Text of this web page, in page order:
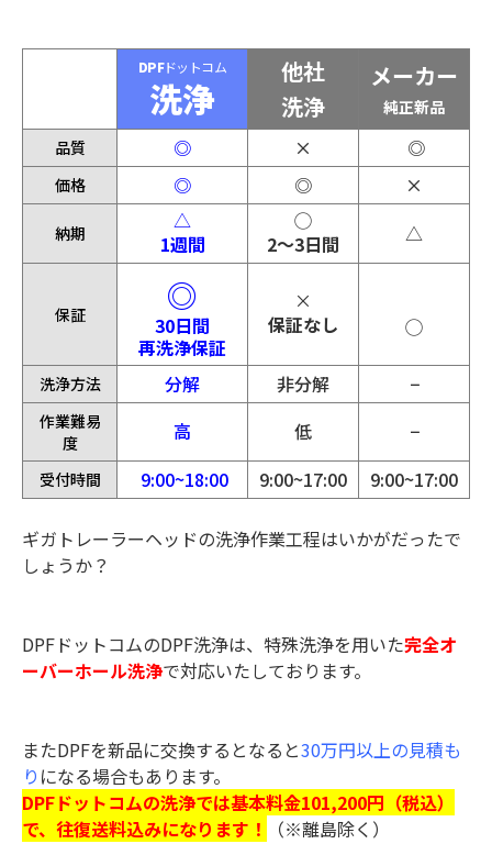
DPFドットコム
洗浄
他社
洗浄
メーカー
純正新品
品質
◎ × ◎
価格 ◎ ◎ ×
納期
△
1週間
◯
2〜3日間
△
保証 ◎
30日間
再洗浄保証
×
保証なし
◯
洗浄方法 分解 非分解 −
作業難易
度
高 低 −
受付時間 9:00~18:00 9:00~17:00 9:00~17:00
ギガトレーラーヘッドの洗浄作業工程はいかがだったで
しょうか？
DPFドットコムのDPF洗浄は、特殊洗浄を用いた完全オ
ーバーホール洗浄で対応いたしております。
またDPFを新品に交換するとなると30万円以上の見積も
り になる場合もあります。
DPFドットコムの洗浄では基本料金101,200円（税込）
で、往復送料込みになります！
（※離島除く）